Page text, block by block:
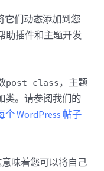
它们动态添加到您
助插件和主题开发
post_class ，主题
类。请参阅我们的
个 WordPress 帖子
意味着您可以将自己